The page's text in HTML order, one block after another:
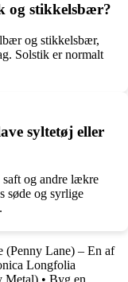
og stikkelsbær?
og stikkelsbær,
Solstik er normalt
syltetøj eller
saft og andre lækre
søde og syrlige
(Penny Lane) – En af
Longfolia